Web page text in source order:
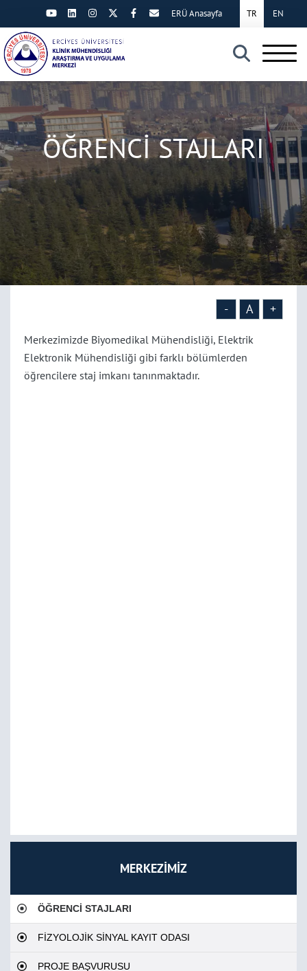
×
TR EN
ERÜ Anasayfa
ÖĞRENCİ STAJLARI
MERKEZİMİZ
ÖĞRENCİ STAJLARI
FİZYOLOJİK SİNYAL KAYIT ODASI
PROJE BAŞVURUSU
- A +
Merkezimizde Biyomedikal Mühendisliği, Elektrik
Elektronik Mühendisliği gibi farklı bölümlerden
öğrencilere staj imkanı tanınmaktadır.